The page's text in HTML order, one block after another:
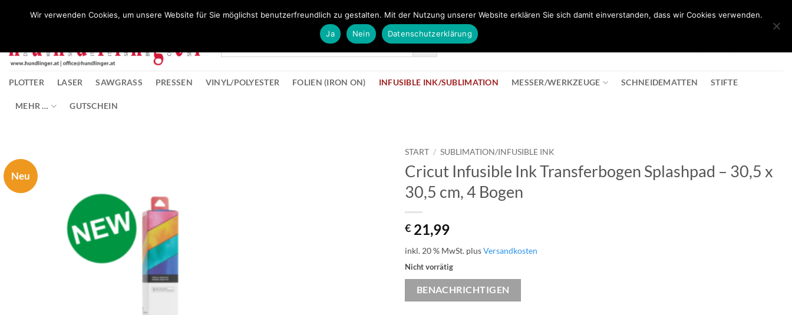
PLOTTER LASER SAWGRASS PRESSEN VINYL/POLYESTER FOLIEN (IRON ON) INFUSIBLE INK/SUBLIMATION MESSER/WERKZEUGE SCHNEIDEMATTEN STIFTE
MEHR … GUTSCHEIN
Neu
START / SUBLIMATION/INFUSIBLE INK
Cricut Infusible Ink Transferbogen Splashpad – 30,5 x
30,5 cm, 4 Bogen
€ 21,99
inkl. 20 % MwSt. plusVersandkosten
Nicht vorrätig
BENACHRICHTIGEN
Wir verwenden Cookies, um unsere Website für Sie möglichst benutzerfreundlich zu gestalten. Mit der Nutzung unserer Website erklären Sie sich damit einverstanden, dass wir Cookies verwenden.
Ja
Nein Datenschutzerklärung